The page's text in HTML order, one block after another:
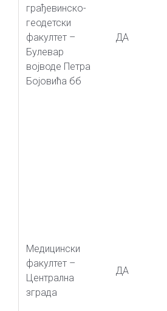
грађевинско-
геодетски
факултет –
Булевар
војводе Петра
Бојовића бб
ДА
Медицински
факултет –
Централна
зграда
ДА